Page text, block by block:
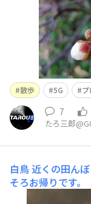
散歩 5G
7
たろ三郎
白鳥 近くの田ん
そろお帰りです。